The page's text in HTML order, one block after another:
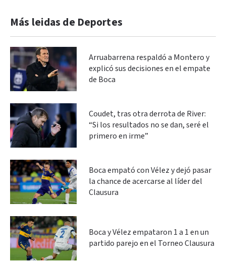
Más leidas de Deportes
Arruabarrena respaldó a Montero y
explicó sus decisiones en el empate
de Boca
Coudet, tras otra derrota de River:
“Si los resultados no se dan, seré el
primero en irme”
Boca empató con Vélez y dejó pasar
la chance de acercarse al líder del
Clausura
Boca y Vélez empataron 1 a 1 en un
partido parejo en el Torneo Clausura